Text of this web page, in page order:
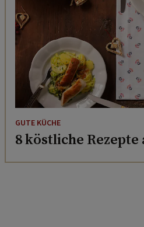
GUTE KÜCHE
8 köstliche